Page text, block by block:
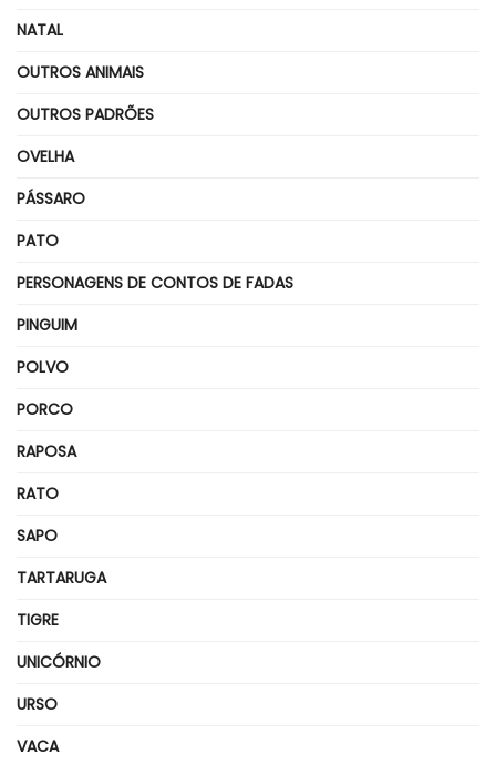
NATAL
OUTROS ANIMAIS
OUTROS PADRÕES
OVELHA
PÁSSARO
PATO
PERSONAGENS DE CONTOS DE FADAS
PINGUIM
POLVO
PORCO
RAPOSA
RATO
SAPO
TARTARUGA
TIGRE
UNICÓRNIO
URSO
VACA